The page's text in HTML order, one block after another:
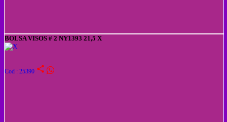
BOLSA VISOS # 2 NY1393 21,5 X
Cod : 25390 share